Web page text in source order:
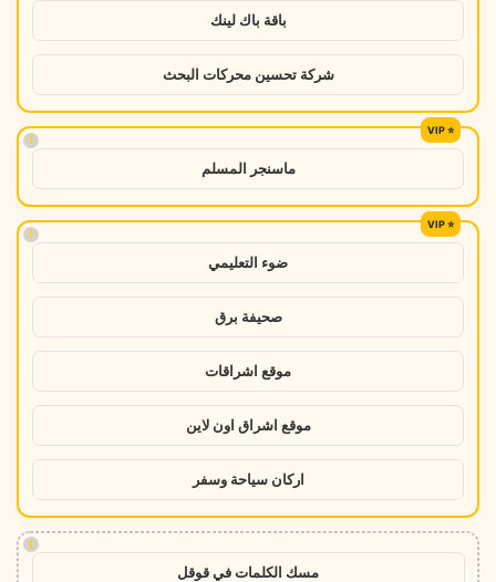
باقة باك لينك
شركة تحسين محركات البحث
!
ماسنجر المسلم
!
ضوء التعليمي
صحيفة برق
موقع اشراقات
موقع اشراق اون لاين
اركان سياحة وسفر
!
مسك الكلمات في قوقل